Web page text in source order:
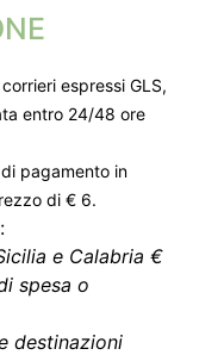
espressi GLS,
entro 24/48 ore
pagamento in
di € 6.
e Calabria €
spesa o
destinazioni